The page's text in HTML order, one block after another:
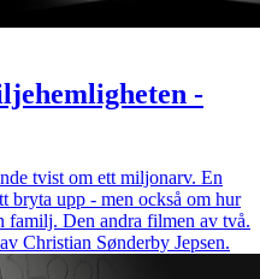
-
tvist om ett miljonarv. En
bryta upp - men också om hur
familj. Den andra filmen av två.
Christian Sønderby Jepsen.